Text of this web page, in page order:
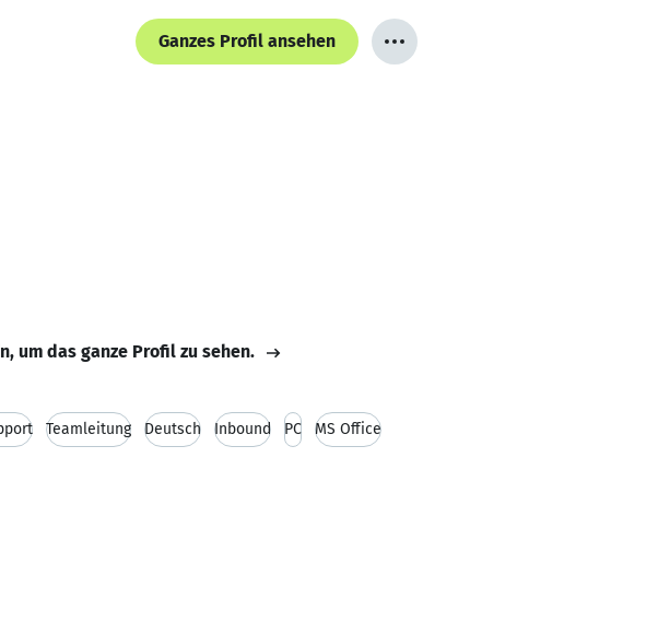
Ganzes Profil ansehen
um das ganze Profil zu sehen.
Teamleitung Deutsch Inbound PC MS Office